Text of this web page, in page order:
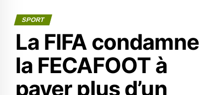
SPORT
La FIFA condamne
la FECAFOOT à
payer plus d’un